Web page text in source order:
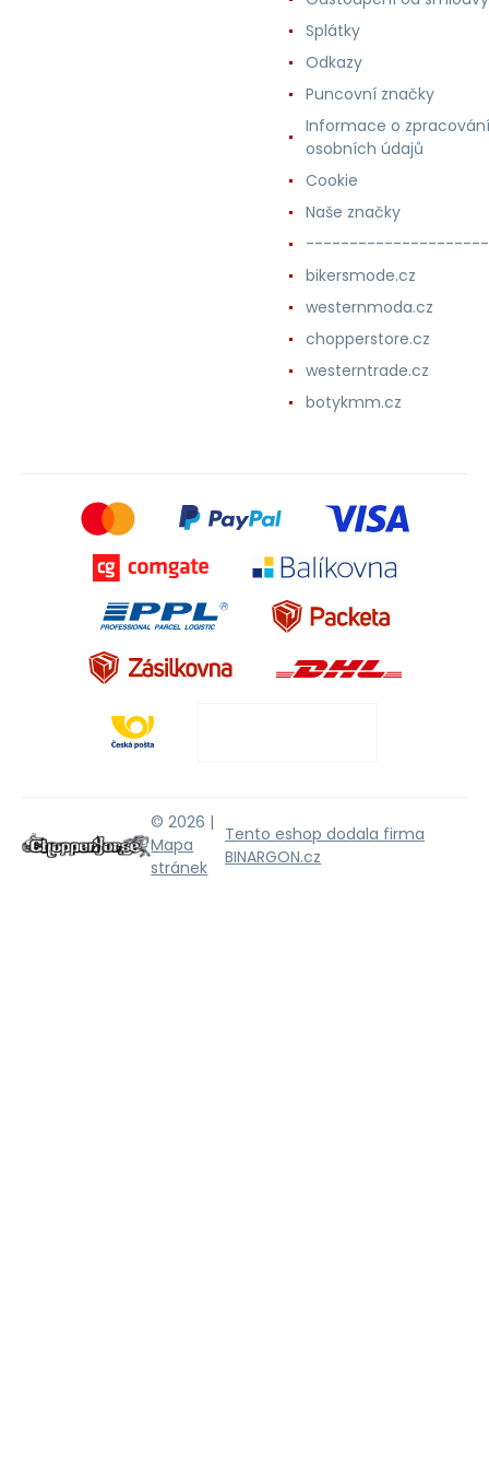
Splátky
Odkazy
Puncovní značky
Informace o zpracování
osobních údajů
Cookie
Naše značky
bikersmode.cz
westernmoda.cz
chopperstore.cz
westerntrade.cz
botykmm.cz
© 2026 |
Mapa
stránek
Tento eshop dodala firma
BINARGON.cz